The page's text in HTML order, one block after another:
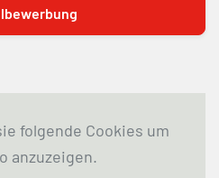
folgende Cookies um
anzuzeigen.